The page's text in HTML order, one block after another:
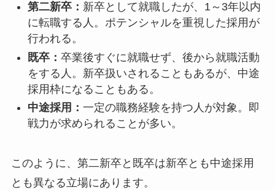
第二新卒： 新卒として就職したが、1～3年以内
に転職する人。ポテンシャルを重視した採用が
行われる。
既卒： 卒業後すぐに就職せず、後から就職活動
をする人。新卒扱いされることもあるが、中途
採用枠になることもある。
中途採用： 一定の職務経験を持つ人が対象。即
戦力が求められることが多い。
このように、第二新卒と既卒は新卒とも中途採用
とも異なる立場にあります。